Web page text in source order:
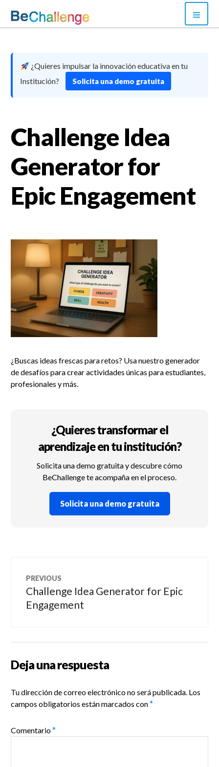
content
¿Quieres impulsar la innovación educativa en tu
Institución?
Solicita una demo gratuita
Challenge Idea
Generator for
Epic Engagement
¿Buscas ideas frescas para retos? Usa nuestro generador
de desafíos para crear actividades únicas para estudiantes,
profesionales y más.
¿Quieres transformar el
aprendizaje en tu institución?
Solicita una demo gratuita y descubre cómo
BeChallenge te acompaña en el proceso.
Solicita una demo gratuita
entradas
PREVIOUS
Previous
post:
Challenge Idea Generator for Epic
Engagement
Deja una respuesta
Tu dirección de correo electrónico no será publicada. Los
campos obligatorios están marcados con*
Comentario*